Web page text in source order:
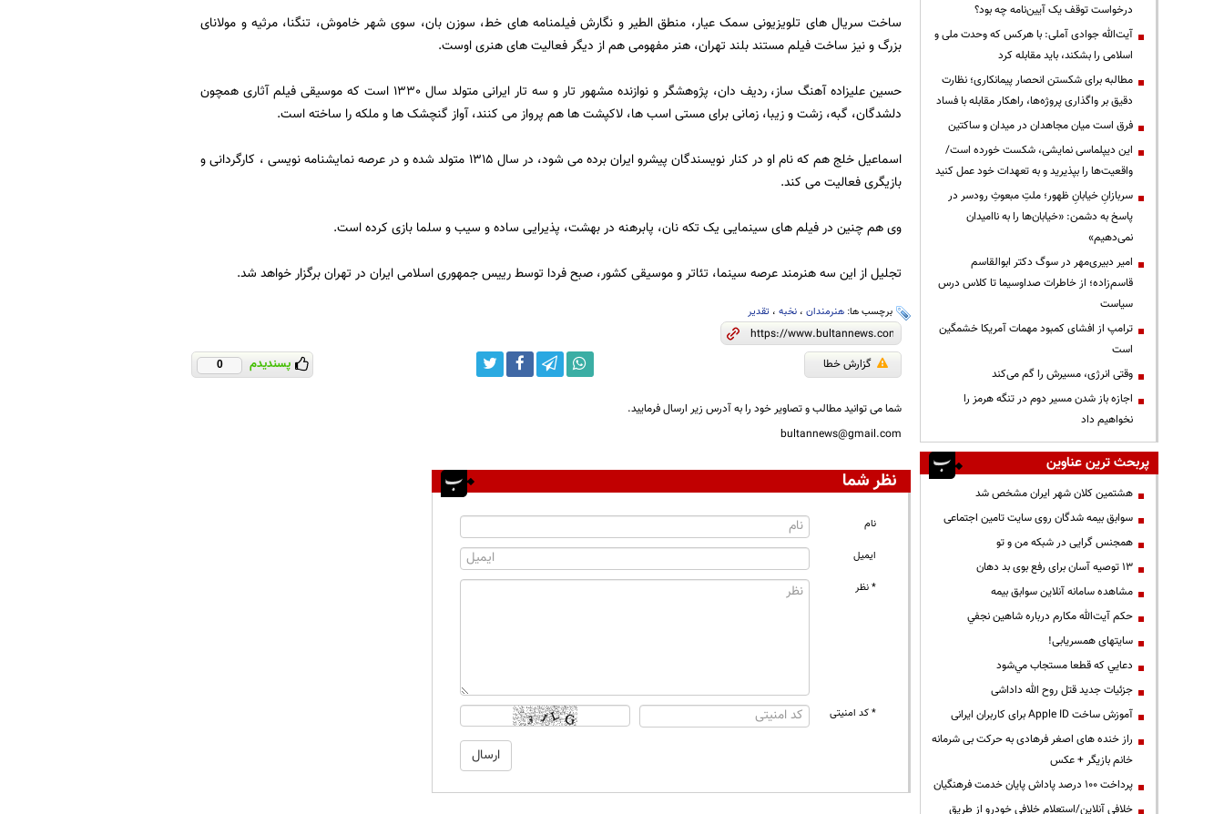
ساخت سریال های تلویزیونی سمک عیار، منطق الطیر و نگارش فیلمنامه های خط، سوزن بان، سوی شهر خاموش، تنگنا، مرثیه و مولانای
بزرگ و نیز ساخت فیلم مستند بلند تهران، هنر مفهومی هم از دیگر فعالیت های هنری اوست.
حسین علیزاده آهنگ ساز، ردیف دان، پژوهشگر و نوازنده مشهور تار و سه تار ایرانی متولد سال 1330 است که موسیقی فیلم آثاری همچون
دلشدگان، گبه، زشت و زیبا، زمانی برای مستی اسب ها، لاکپشت ها هم پرواز می کنند، آواز گنچشک ها و ملکه را ساخته است.
اسماعیل خلج هم که نام او در کنار نویسندگان پیشرو ایران برده می شود، در سال 1315 متولد شده و در عرصه نمایشنامه نویسی ، کارگردانی و
بازیگری فعالیت می کند.
وی هم چنین در فیلم های سینمایی یک تکه نان، پابرهنه در بهشت، پذیرایی ساده و سیب و سلما بازی کرده است.
تجلیل از این سه هنرمند عرصه سینما، تئاتر و موسیقی کشور، صبح فردا توسط رییس جمهوری اسلامی ایران در تهران برگزار خواهد شد.
برچسب ها: هنرمندان، نخبه، تقدیر
گزارش خطا پسندیدم 0
شما می توانید مطالب و تصاویر خود را به آدرس زیر ارسال فرمایید.
bultannews@gmail.com
نظر شما
نام
ایمیل
* نظر
* کد امنیتی
درخواست توقف یک آیین‌نامه چه بود؟
آیت‌الله جوادی آملی: با هرکس که وحدت ملی و
اسلامی را بشکند، باید مقابله کرد
مطالبه برای شکستن انحصار پیمانکاری؛ نظارت
دقیق بر واگذاری پروژه‌ها، راهکار مقابله با فساد
فرق است میان مجاهدان در میدان و ساکتین
این دیپلماسی نمایشی، شکست خورده است/
واقعیت‌ها را بپذیرید و به تعهدات خود عمل کنید
سربازانِ خیابانِ ظهور؛ ملتِ مبعوثِ رودسر در
پاسخ به دشمن: «خیابان‌ها را به ناامیدان
نمی‌دهیم»
امیر دبیری‌مهر در سوگ دکتر ابوالقاسم
قاسم‌زاده؛ از خاطرات صداوسیما تا کلاس درس
سیاست
ترامپ از افشای کمبود مهمات آمریکا خشمگین
است
وقتی انرژی، مسیرش را گم می‌کند
اجازه باز شدن مسیر دوم در تنگه هرمز را
نخواهیم داد
پربحث ترین عناوین
هشتمین کلان شهر ایران مشخص شد
سوابق بیمه شدگان روی سایت تامین اجتماعی
همجنس گرایی در شبکه من و تو
13 توصیه آسان برای رفع بوی بد دهان
مشاهده سامانه آنلاين سوابق بیمه
حكم آيت‌الله مكارم درباره شاهين نجفي
سایتهای همسریابی!
دعايي كه قطعا مستجاب مي‌شود
جزئیات جدید قتل روح الله داداشی
آموزش ساخت Apple ID برای کاربران ایرانی
راز خنده های اصغر فرهادی به حرکت بی شرمانه
خانم بازیگر + عکس
پرداخت ۱۰۰ درصد پاداش پایان خدمت فرهنگیان
خلافی آنلاین/استعلام خلافی خودرو از طریق